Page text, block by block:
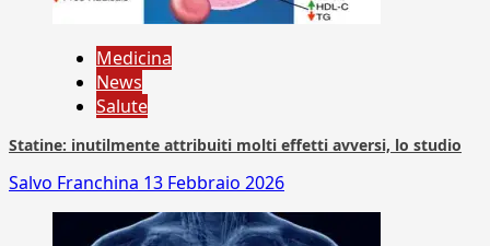
Medicina
News
Salute
Statine: inutilmente attribuiti molti effetti avversi, lo studio
Salvo Franchina 13 Febbraio 2026